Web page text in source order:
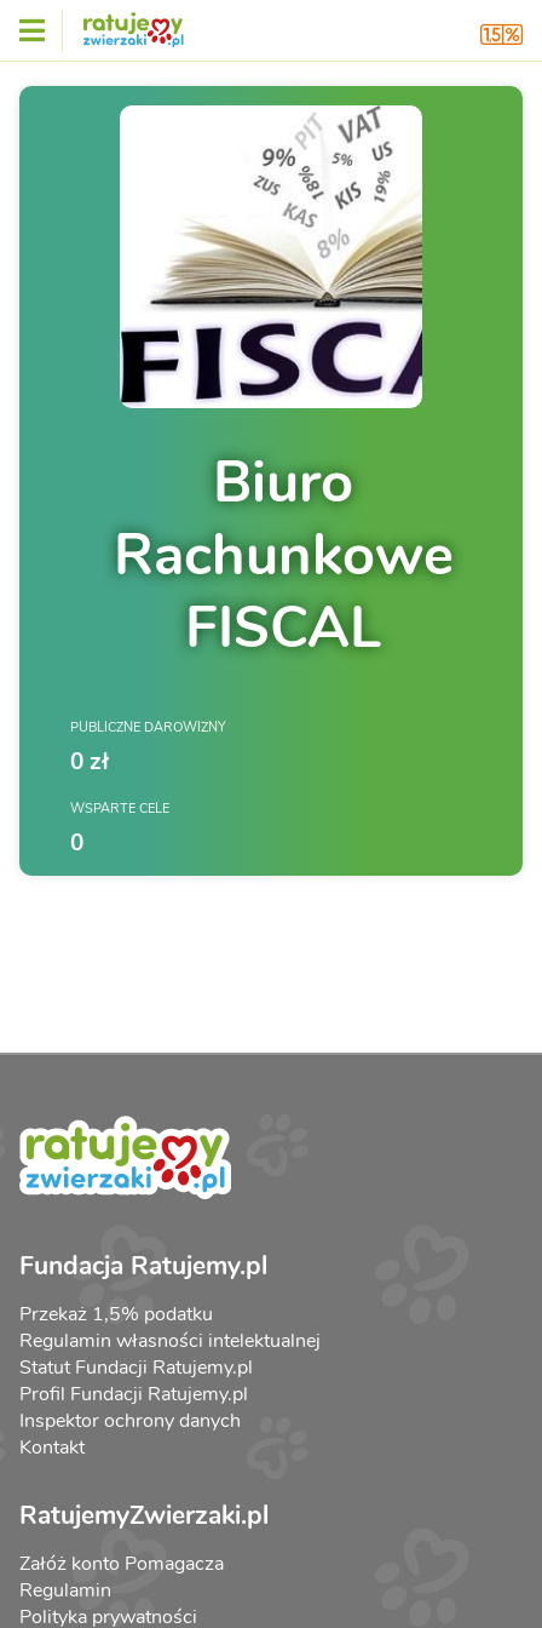
Biuro
Rachunkowe
FISCAL
PUBLICZNE DAROWIZNY
0 zł
WSPARTE CELE
0
Fundacja Ratujemy.pl
Przekaż 1,5% podatku
Regulamin własności intelektualnej
Statut Fundacji Ratujemy.pl
Profil Fundacji Ratujemy.pl
Inspektor ochrony danych
Kontakt
RatujemyZwierzaki.pl
Załóż konto Pomagacza
Regulamin
Polityka prywatności